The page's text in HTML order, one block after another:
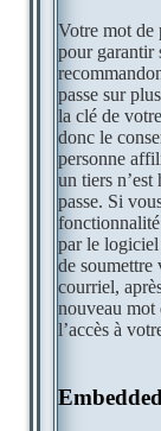
Votre mot de
pour garantir
passe sur
la clé de
donc le
personne
un tiers
passe. Si
par le logiciel
de soumettre
courriel,
nouveau mot
l’accès à